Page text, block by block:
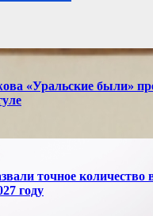
«Уральские были»
точное количество
году